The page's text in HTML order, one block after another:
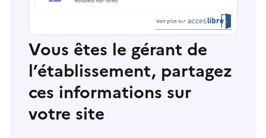
Vous êtes le gérant de
l’établissement, partagez
ces informations sur
votre site